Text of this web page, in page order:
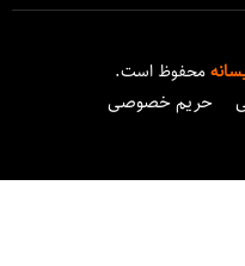
محفوظ است.
حریم خصوصی